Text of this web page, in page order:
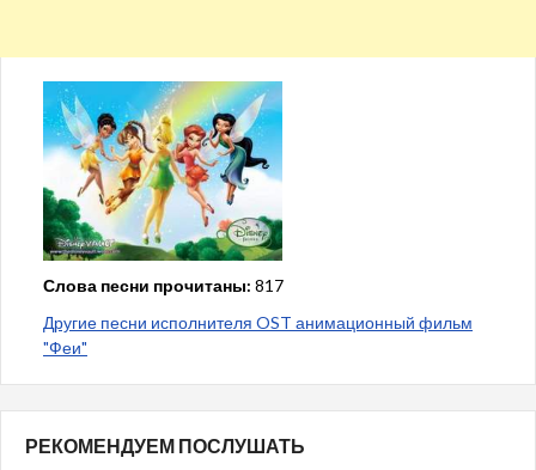
Слова песни прочитаны: 817
Другие песни исполнителя OST анимационный фильм
"Феи"
РЕКОМЕНДУЕМ ПОСЛУШАТЬ